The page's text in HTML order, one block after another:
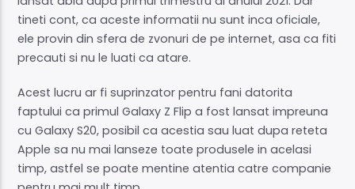
tineti cont, ca aceste informatii nu sunt inca oficiale,
ele provin din sfera de zvonuri de pe internet, asa ca fiti
precauti si nu le luati ca atare.
Acest lucru ar fi suprinzator pentru fani datorita
faptului ca primul Galaxy Z Flip a fost lansat impreuna
cu Galaxy S20, posibil ca acestia sau luat dupa reteta
Apple sa nu mai lanseze toate produsele in acelasi
timp, astfel se poate mentine atentia catre companie